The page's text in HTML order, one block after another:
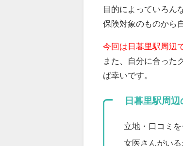
目的によっていろん
保険対象のものから
今回は日暮里駅周辺
また、自分に合った
ば幸いです。
日暮里駅周
立地・口コミを
女医さんがい